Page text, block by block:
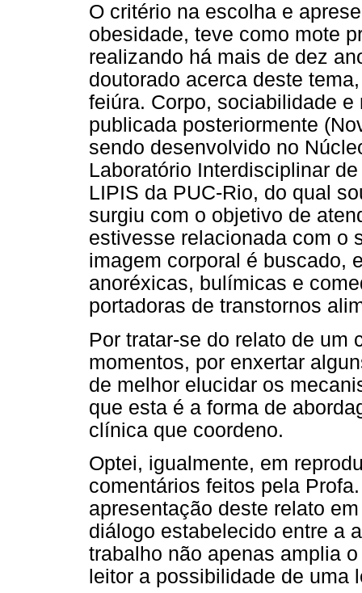
O critério na escolha e
obesidade, teve como mote
realizando há mais de dez
doutorado acerca deste
feiúra. Corpo, sociabilidade
publicada posteriormente
sendo desenvolvido no
Laboratório Interdisciplinar
LIPIS da PUC-Rio, do qual
surgiu com o objetivo de
estivesse relacionada com o
imagem corporal é buscado,
anoréxicas, bulímicas e
portadoras de transtornos
Por tratar-se do relato de um
momentos, por enxertar
de melhor elucidar os
que esta é a forma de
clínica que coordeno.
Optei, igualmente, em
comentários feitos pela
apresentação deste relato
diálogo estabelecido entre a
trabalho não apenas amplia
leitor a possibilidade de uma